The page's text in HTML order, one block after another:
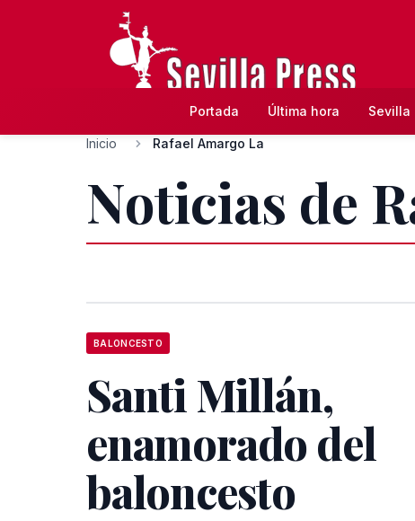
Portada Última hora Sevilla
Inicio Rafael Amargo La
Noticias de
BALONCESTO
Santi Millán,
enamorado del
baloncesto